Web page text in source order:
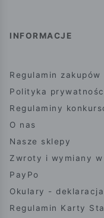
INFORMACJE
Regulamin zakupów
Polityka
Regulaminy
O nas
Nasze sklepy
Zwroty i wymiany
PayPo
Okulary -
Regulamin Karty